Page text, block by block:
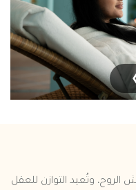
وتُعيد التوازن للعقل